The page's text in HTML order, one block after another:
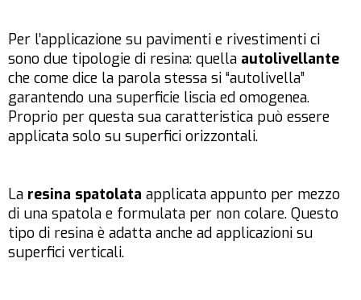
Per l’applicazione su pavimenti e rivestimenti ci
sono due tipologie di resina: quella autolivellante
che come dice la parola stessa si “autolivella”
garantendo una superficie liscia ed omogenea.
Proprio per questa sua caratteristica può essere
applicata solo su superfici orizzontali.
La resina spatolata applicata appunto per mezzo
di una spatola e formulata per non colare. Questo
tipo di resina è adatta anche ad applicazioni su
superfici verticali.